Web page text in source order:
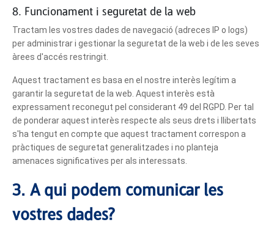
8. Funcionament i seguretat de la web
Tractam les vostres dades de navegació (adreces IP o logs)
per administrar i gestionar la seguretat de la web i de les seves
àrees d'accés restringit.
Aquest tractament es basa en el nostre interès legítim a
garantir la seguretat de la web. Aquest interès està
expressament reconegut pel considerant 49 del RGPD. Per tal
de ponderar aquest interès respecte als seus drets i llibertats
s'ha tengut en compte que aquest tractament correspon a
pràctiques de seguretat generalitzades i no planteja
amenaces significatives per als interessats.
3. A qui podem comunicar les
vostres dades?